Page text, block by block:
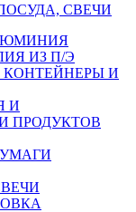
СВЕЧИ
ИЗ П/Э
И
И
ПРОДУКТОВ